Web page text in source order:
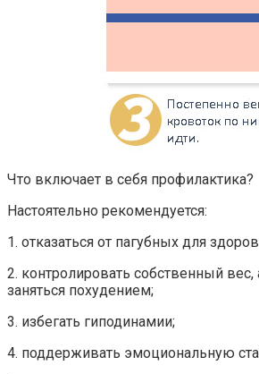
Что включает в себя профилактика?
Настоятельно рекомендуется:
1. отказаться от пагубных для
2. контролировать собственный
заняться похудением;
3. избегать гиподинамии;
4. поддерживать эмоциональную